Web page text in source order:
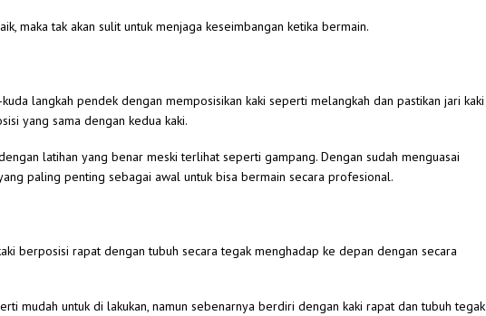
maka tak akan sulit untuk menjaga keseimbangan ketika bermain.
langkah pendek dengan memposisikan kaki seperti melangkah dan pastikan jari kaki
yang sama dengan kedua kaki.
latihan yang benar meski terlihat seperti gampang. Dengan sudah menguasai
paling penting sebagai awal untuk bisa bermain secara profesional.
berposisi rapat dengan tubuh secara tegak menghadap ke depan dengan secara
mudah untuk di lakukan, namun sebenarnya berdiri dengan kaki rapat dan tubuh tegak